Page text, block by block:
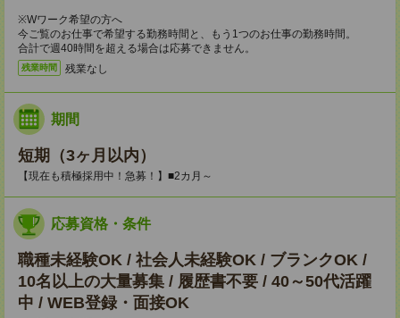
※Wワーク希望の方へ
今ご覧のお仕事で希望する勤務時間と、もう1つのお仕事の勤務時間。
合計で週40時間を超える場合は応募できません。
残業時間 残業なし
期間
短期（3ヶ月以内）
【現在も積極採用中！急募！】■2カ月～
応募資格・条件
職種未経験OK / 社会人未経験OK / ブランクOK /
10名以上の大量募集 / 履歴書不要 / 40～50代活躍
中 / WEB登録・面接OK